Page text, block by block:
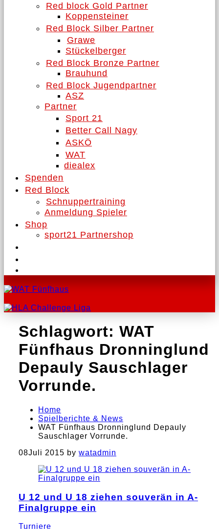
Red block Gold Partner
Koppensteiner
Red Block Silber Partner
Grawe
Stückelberger
Red Block Bronze Partner
Brauhund
Red Block Jugendpartner
ASZ
Partner
Sport 21
Better Call Nagy
ASKÖ
WAT
diealex
Spenden
Red Block
Schnuppertraining
Anmeldung Spieler
Shop
sport21 Partnershop
Schlagwort: WAT
Fünfhaus Dronninglund
Depauly Sauschlager
Vorrunde.
Home
Spielberichte & News
WAT Fünfhaus Dronninglund Depauly
Sauschlager Vorrunde.
08Juli 2015 by watadmin
U 12 und U 18 ziehen souverän in A-
Finalgruppe ein
Turniere